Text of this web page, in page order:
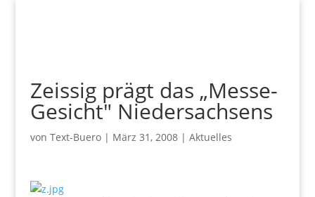
Zeissig prägt das „Messe-
Gesicht" Niedersachsens
von Text-Buero| März 31, 2008| Aktuelles